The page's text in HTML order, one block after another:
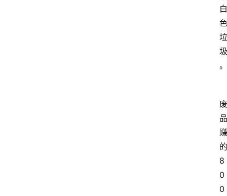
白
色
垃
圾
。
废
品
赚
的
8
0
0